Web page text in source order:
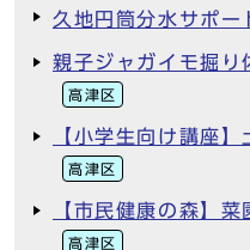
久地円筒分水サポー
親子ジャガイモ掘り
高津区
【小学生向け講座
高津区
【市民健康の森】
高津区